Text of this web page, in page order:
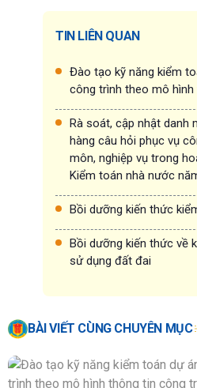
TIN LIÊN QUAN
Đào tạo kỹ năng kiểm
công trình theo mô
Rà soát, cập nhật danh
hàng câu hỏi phục vụ
môn, nghiệp vụ trong
Kiểm toán nhà nước
Bồi dưỡng kiến thức
Bồi dưỡng kiến thức về
sử dụng đất đai
BÀI VIẾT CÙNG CHUYÊN MỤC